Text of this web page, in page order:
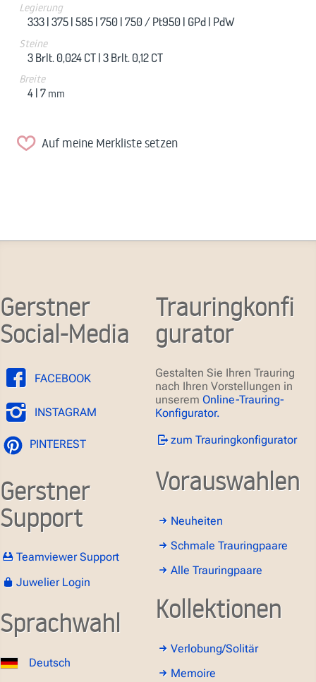
Legierung
333 |375 |585 |750 |750 / Pt950 | GPd | PdW
Steine
3 Brlt. 0,024 CT |3 Brlt. 0,12 CT
Breite
4 |7 mm
Auf meine Merkliste setzen
Gerstner
Social-Media
FACEBOOK
INSTAGRAM
PINTEREST
Gerstner
Support
Teamviewer Support
Juwelier Login
Sprachwahl
Deutsch
Trauringkonfi
gurator
Gestalten Sie Ihren Trauring
nach Ihren Vorstellungen in
unserem Online-Trauring-
Konfigurator.
zum Trauringkonfigurator
Vorauswahlen
Neuheiten
Schmale Trauringpaare
Alle Trauringpaare
Kollektionen
Verlobung/Solitär
Memoire